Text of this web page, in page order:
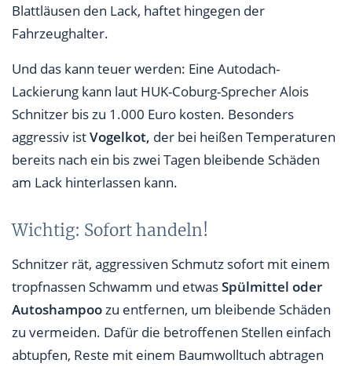
Blattläusen den Lack, haftet hingegen der
Fahrzeughalter.
Und das kann teuer werden: Eine Autodach-
Lackierung kann laut HUK-Coburg-Sprecher Alois
Schnitzer bis zu 1.000 Euro kosten. Besonders
aggressiv istVogelkot, der bei heißen Temperaturen
bereits nach ein bis zwei Tagen bleibende Schäden
am Lack hinterlassen kann.
Wichtig: Sofort handeln!
Schnitzer rät, aggressiven Schmutz sofort mit einem
tropfnassen Schwamm und etwasSpülmittel oder
Autoshampoozu entfernen, um bleibende Schäden
zu vermeiden. Dafür die betroffenen Stellen einfach
abtupfen, Reste mit einem Baumwolltuch abtragen